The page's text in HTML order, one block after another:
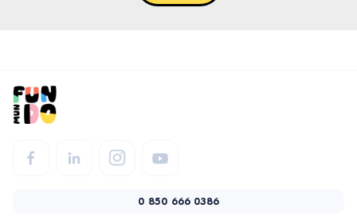
0 850 666 0386